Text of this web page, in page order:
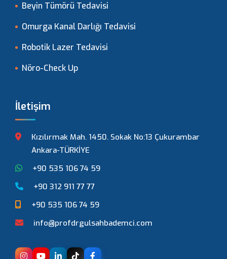
Beyin Tümörü Tedavisi
Omurga Kanal Darlığı Tedavisi
Robotik Lazer Tedavisi
Nöro-Check Up
İletişim
Kızılırmak Mah. 1450. Sokak No:13 Çukurambar
Ankara-TÜRKİYE
+90 535 106 74 59
+90 312 911 77 77
+90 535 106 74 59
info@profdrgulsahbademci.com